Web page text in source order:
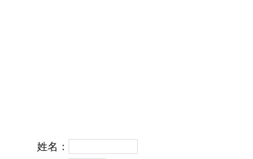
姓名：